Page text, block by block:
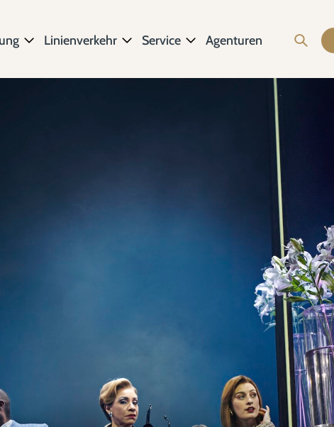
Linienverkehr Service Agenturen